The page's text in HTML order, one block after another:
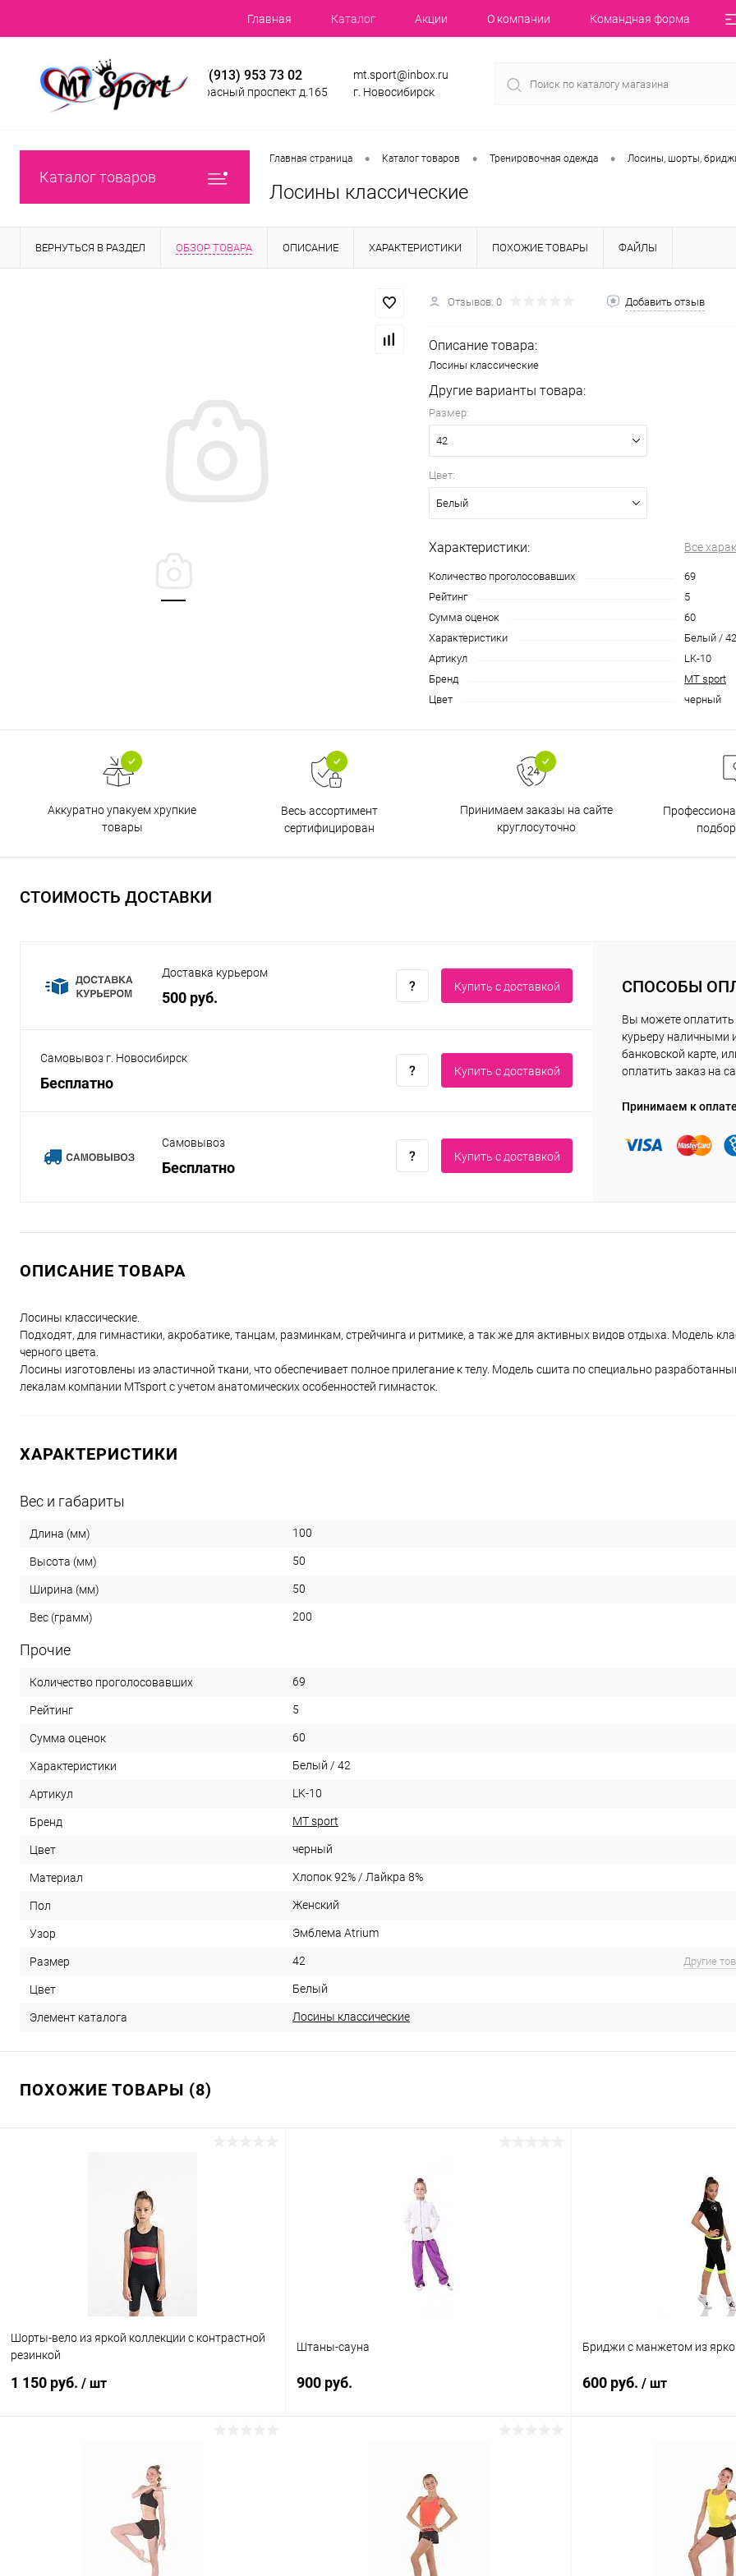
Главная Каталог Акции О компании Командная форма
+7(913) 953 73 02
Красный проспект д.165
mt.sport@inbox.ru
г. Новосибирск
Каталог товаров
Главная страница • Каталог товаров • Тренировочная одежда • Лосины, шорты,
Лосины классические
ВЕРНУТЬСЯ В РАЗДЕЛ ОБЗОР ТОВАРА ОПИСАНИЕ ХАРАКТЕРИСТИКИ ПОХОЖИЕ ТОВАРЫ ФАЙЛЫ
Отзывов: 0 Добавить отзыв
Описание товара:
Лосины классические
Другие варианты товара:
Размер:
42
Цвет:
Белый
Характеристики: Все
Количество проголосовавших
69
Рейтинг
5
Сумма оценок
60
Характеристики
Белый / 42
Артикул
LK-10
Бренд
MT sport
Цвет
черный
Аккуратно упакуем хрупкие
товары
Весь ассортимент
сертифицирован
Принимаем заказы на сайте
круглосуточно
СТОИМОСТЬ ДОСТАВКИ
Доставка курьером
500 руб.
Купить c доставкой
Самовывоз г. Новосибирск
Бесплатно
Купить c доставкой
Самовывоз
Бесплатно
Купить c доставкой
СПОСОБЫ
Вы можете оплатить
курьеру наличными
банковской карте,
оплатить заказ на
Принимаем к
ОПИСАНИЕ ТОВАРА
Лосины классические.
Подходят, для гимнастики, акробатике, танцам, разминкам, стрейчинга и ритмике, а так же для активных видов отдыха. Модель
черного цвета.
Лосины изготовлены из эластичной ткани, что обеспечивает полное прилегание к телу. Модель сшита по специально
лекалам компании MTsport с учетом анатомических особенностей гимнасток.
ХАРАКТЕРИСТИКИ
Вес и габариты
Длина (мм) 100
Высота (мм) 50
Ширина (мм) 50
Вес (грамм) 200
Прочие
Количество проголосовавших 69
Рейтинг 5
Сумма оценок 60
Характеристики Белый / 42
Артикул LK-10
Бренд MT sport
Цвет черный
Материал Хлопок 92% / Лайкра 8%
Пол Женский
Узор Эмблема Atrium
Размер 42 Другие
Цвет Белый
Элемент каталога Лосины классические
ПОХОЖИЕ ТОВАРЫ (8)
Шорты-вело из яркой коллекции с контрастной
резинкой
1 150 руб. / шт
Штаны-сауна
900 руб.
Бриджи с манжетом из
600 руб. / шт